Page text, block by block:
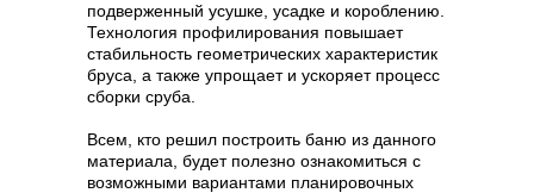
подверженный усушке, усадке и короблению.
Технология профилирования повышает
стабильность геометрических характеристик
бруса, а также упрощает и ускоряет процесс
сборки сруба.
Всем, кто решил построить баню из данного
материала, будет полезно ознакомиться с
возможными вариантами планировочных